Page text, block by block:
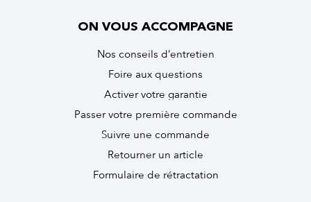
ON VOUS ACCOMPAGNE
Nos conseils d’entretien
Foire aux questions
Activer votre garantie
Passer votre première commande
Suivre une commande
Retourner un article
Formulaire de rétractation